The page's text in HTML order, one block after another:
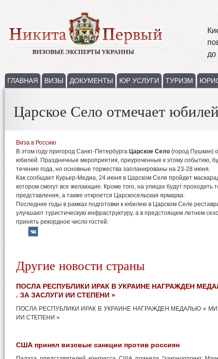
до
ГЛАВНАЯ ВИЗЫ ДОКУМЕНТЫ ЮР УСЛУГИ ТУРИЗМ
Царское Село отмечает
Виза в Россию
В этом году пригород Санкт-Петербурга Царское Село (город Пушкин)
юбилей. Праздничные мероприятия, приуроченные к этому событию,
течение года, но основные торжества запланированы на 23-28 июня.
Как сообщает Курьер-Медиа, 24 июня в Царском Селе пройдет
котором смогут все желающие. Кроме того, на улицах будут проходить
представления, а также откроется Царскосельская ярмарка.
Последние годы в рамках подготовки к юбилею в Царском Селе
улучшают туристическую инфраструктуру, а в предстоящем летнем
принять рекордное число гостей.
Другие новости страны
ПОСЛА РЕСПУБЛИКИ ИРАК В УКРАИНЕ НАГРАЖДЕН
. ЗА ЗАСЛУГИ ИИ СТЕПЕНИ »
ПОСЛА РЕСПУБЛИКИ ИРАК В УКРАИНЕ НАГРАЖДЕН МЕДАЛЬЮ «
ИИ СТЕПЕНИ »
США принял визовые санкции против россиян